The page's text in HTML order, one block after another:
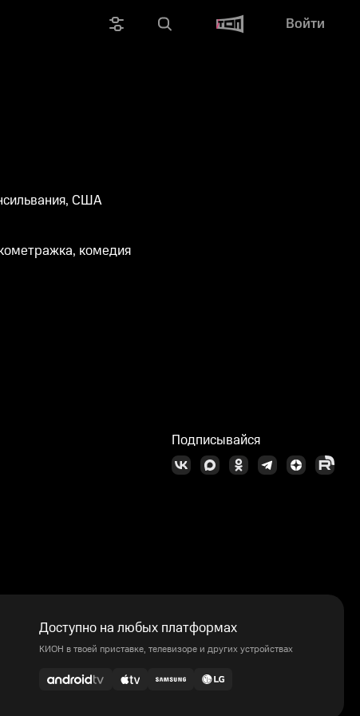
Войти
США
комедия
Подписывайся
Доступно на любых платформах
КИОН в твоей приставке, телевизоре и других устройствах